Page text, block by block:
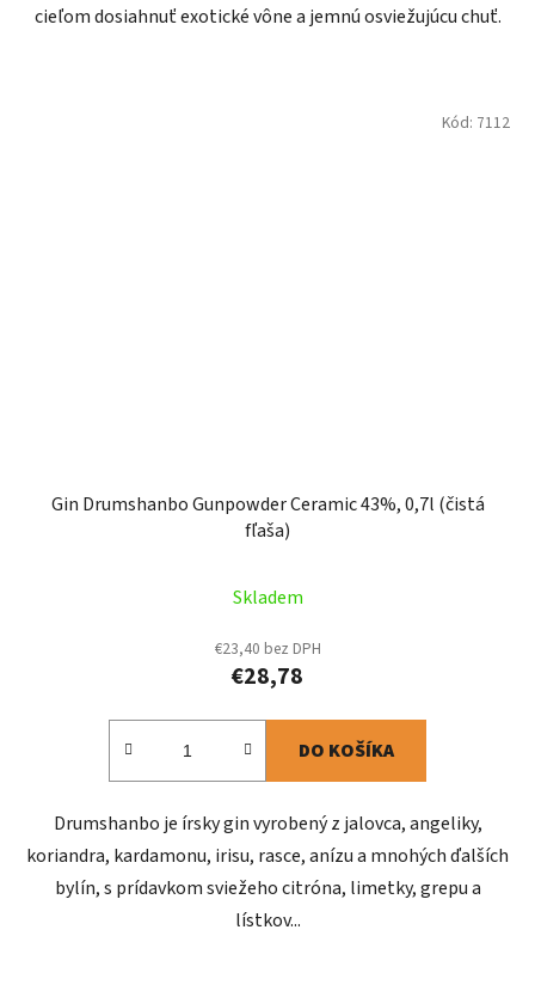
cieľom dosiahnuť exotické vône a jemnú osviežujúcu chuť.
Gin Drumshanbo Gunpowder Ceramic 43%, 0,7l (čistá
fľaša)
Skladem
€23,40 bez DPH
€28,78
DO KOŠÍKA
Drumshanbo je írsky gin vyrobený z jalovca, angeliky,
koriandra, kardamonu, irisu, rasce, anízu a mnohých ďalších
bylín, s prídavkom sviežeho citróna, limetky, grepu a
lístkov...
Kód: 7112